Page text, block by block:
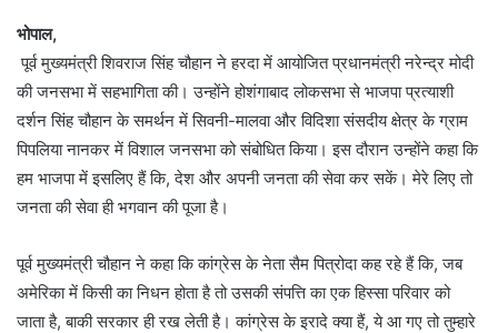
भोपाल,
पूर्व मुख्यमंत्री शिवराज सिंह चौहान ने हरदा में आयोजित प्रधानमंत्री नरेन्द्र मोदी
की जनसभा में सहभागिता की। उन्होंने होशंगाबाद लोकसभा से भाजपा प्रत्याशी
दर्शन सिंह चौहान के समर्थन में सिवनी-मालवा और विदिशा संसदीय क्षेत्र के ग्राम
पिपलिया नानकर में विशाल जनसभा को संबोधित किया। इस दौरान उन्होंने कहा कि
हम भाजपा में इसलिए हैं कि, देश और अपनी जनता की सेवा कर सकें। मेरे लिए तो
जनता की सेवा ही भगवान की पूजा है।
पूर्व मुख्यमंत्री चौहान ने कहा कि कांग्रेस के नेता सैम पित्रोदा कह रहे हैं कि, जब
अमेरिका में किसी का निधन होता है तो उसकी संपत्ति का एक हिस्सा परिवार को
जाता है, बाकी सरकार ही रख लेती है। कांग्रेस के इरादे क्या हैं, ये आ गए तो तुम्हारे